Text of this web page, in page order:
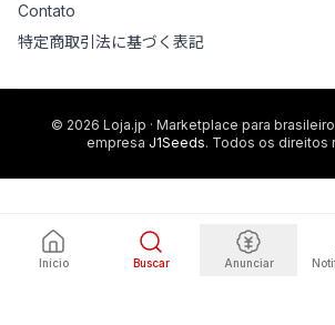
Contato
特定商取引法に基づく表記
© 2026 Loja.jp · Marketplace para
empresa J1Seeds. Todos os direitos
Início Buscar Anunciar